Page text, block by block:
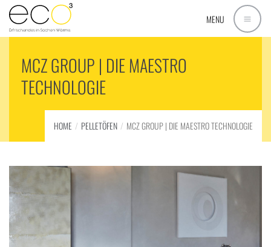
MENU
MCZ GROUP | DIE MAESTRO
TECHNOLOGIE
HOME PELLETÖFEN MCZ GROUP | DIE MAESTRO TECHNOLOGIE